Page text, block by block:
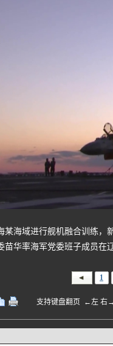
域进行舰机融合训练，新
华率海军党委班子成员在
1
支持键盘翻页 ←左 右